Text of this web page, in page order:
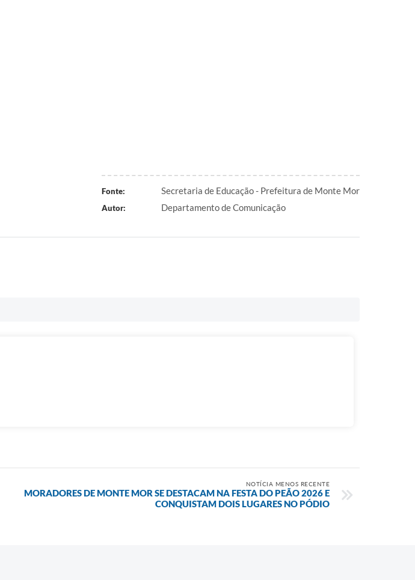
Fonte: Secretaria de Educação - Prefeitura de Monte Mor
Autor: Departamento de Comunicação
NOTÍCIA MENOS RECENTE
MORADORES DE MONTE MOR SE DESTACAM NA FESTA DO PEÃO 2026 E
CONQUISTAM DOIS LUGARES NO PÓDIO